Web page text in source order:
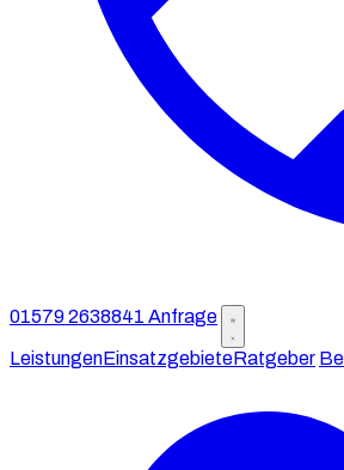
01579 2638841 Anfrage
LeistungenEinsatzgebieteRatgeber